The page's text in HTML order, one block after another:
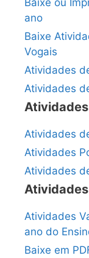
ano
Baixe
Vogais
Atividades
Atividades
Atividades
Atividades
Atividades
Atividades
ano do
Baixe em